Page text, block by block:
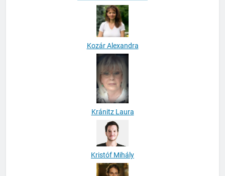
Kovács Rhewa Andrea
Kozár Alexandra
Kránitz Laura
Kristóf Mihály